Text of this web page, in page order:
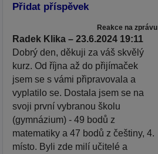
Přidat příspěvek
Reakce na zprávu
Radek Klika – 23.6.2024 19:11
Dobrý den, děkuji za váš skvělý
kurz. Od října až do přijímaček
jsem se s vámi připravovala a
vyplatilo se. Dostala jsem se na
svoji první vybranou školu
(gymnázium) - 49 bodů z
matematiky a 47 bodů z češtiny, 4.
místo. Byli zde milí učitelé a